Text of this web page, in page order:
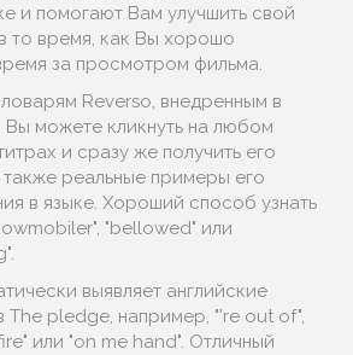
и помогают Вам улучшить свой
то время, как Вы хорошо
за просмотром фильма.
Reverso, внедренным в
можете кликнуть на любом
и сразу же получить его
реальные примеры его
в языке. Хороший способ узнать
"bellowed" или
выявляет английские
The pledge, например, "'re out of",
или "on me hand". Отличный